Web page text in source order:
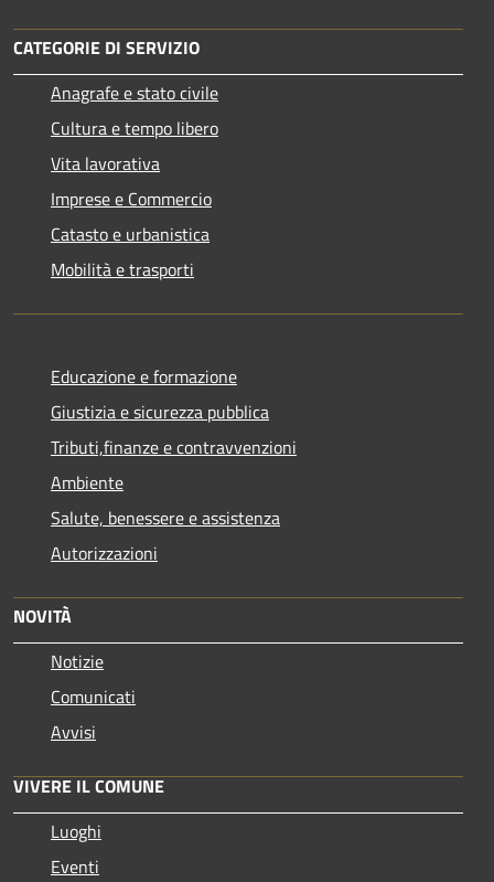
CATEGORIE DI SERVIZIO
Anagrafe e stato civile
Cultura e tempo libero
Vita lavorativa
Imprese e Commercio
Catasto e urbanistica
Mobilità e trasporti
Educazione e formazione
Giustizia e sicurezza pubblica
Tributi,finanze e contravvenzioni
Ambiente
Salute, benessere e assistenza
Autorizzazioni
NOVITÀ
Notizie
Comunicati
Avvisi
VIVERE IL COMUNE
Luoghi
Eventi